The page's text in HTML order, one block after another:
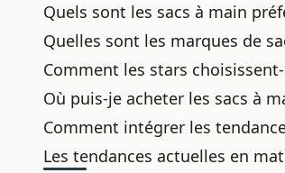
Quels sont les sacs à main
Quelles sont les marques de
Comment les stars
Où puis-je acheter les sacs à
Comment intégrer les
Les tendances actuelles en